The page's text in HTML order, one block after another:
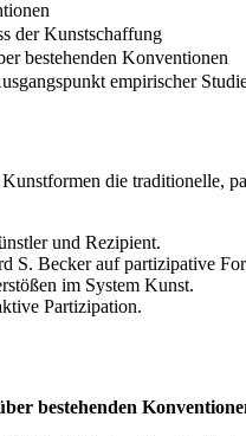
der Kunstschaffung
bestehenden Konventionen
empirischer
die traditionelle,
und Rezipient.
S. Becker auf partizipative
im System Kunst.
Partizipation.
bestehenden